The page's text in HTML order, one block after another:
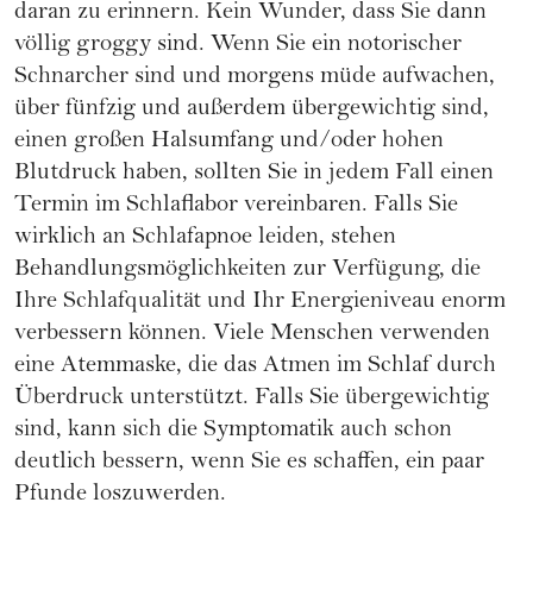
daran zu erinnern. Kein Wunder, dass Sie dann
völlig groggy sind. Wenn Sie ein notorischer
Schnarcher sind und morgens müde aufwachen,
über fünfzig und außerdem übergewichtig sind,
einen großen Halsumfang und/oder hohen
Blutdruck haben, sollten Sie in jedem Fall einen
Termin im Schlaflabor vereinbaren. Falls Sie
wirklich an Schlafapnoe leiden, stehen
Behandlungsmöglichkeiten zur Verfügung, die
Ihre Schlafqualität und Ihr Energieniveau enorm
verbessern können. Viele Menschen verwenden
eine Atemmaske, die das Atmen im Schlaf durch
Überdruck unterstützt. Falls Sie übergewichtig
sind, kann sich die Symptomatik auch schon
deutlich bessern, wenn Sie es schaffen, ein paar
Pfunde loszuwerden.